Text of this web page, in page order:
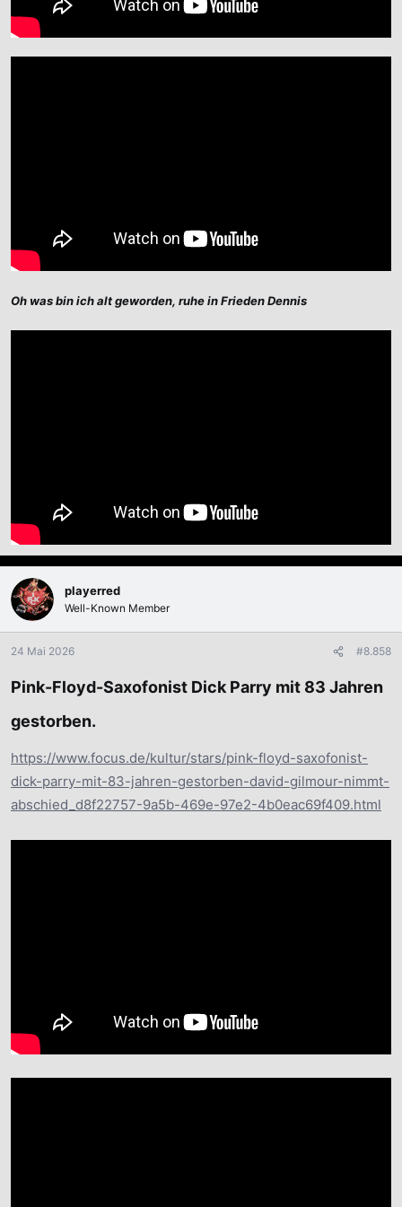
Oh was bin ich alt geworden, ruhe in Frieden Dennis
playerred
Well-Known Member
24 Mai 2026 #8.858
Pink-Floyd-Saxofonist Dick Parry mit 83 Jahren
gestorben.
https://www.focus.de/kultur/stars/pink-floyd-saxofonist-
dick-parry-mit-83-jahren-gestorben-david-gilmour-nimmt-
abschied_d8f22757-9a5b-469e-97e2-4b0eac69f409.html